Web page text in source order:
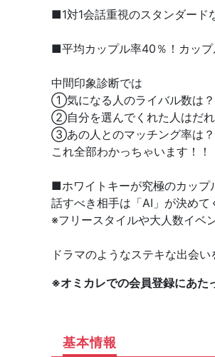
■1対1会話重視のスタンダード
■平均カップル率40％！カッ
中間印象診断では
①気になる人のライバル数は？
②自分を選んでくれた人はだれ
③あの人とのマッチング率は？
これ全部わかっちゃいます！！
■ホワイトキーが究極のカッ
話すべき相手は「AI」が決めて
※フリースタイルや大人数イベ
ドラマのようなステキな出会
※オミカレでの会員登録にあた
基本情報